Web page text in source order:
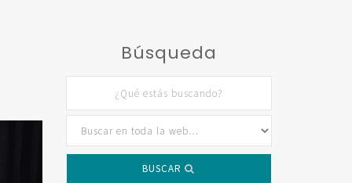
Búsqueda
BUSCAR